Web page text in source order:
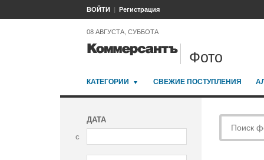
ВОЙТИ Регистрация
08 АВГУСТА, СУББОТА
Фото
КАТЕГОРИИ СВЕЖИЕ ПОСТУПЛЕНИЯ
ДАТА
с